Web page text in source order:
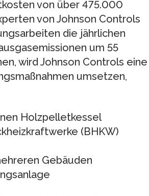
von über 475.000
von Johnson Controls
die jährlichen
um 55
wird Johnson Controls eine
umsetzen,
Holzpelletkessel
(BHKW)
Gebäuden